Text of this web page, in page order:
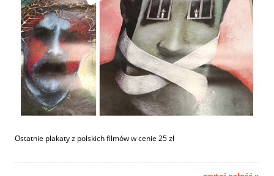
Ostatnie plakaty z polskich filmów w cenie 25 zł